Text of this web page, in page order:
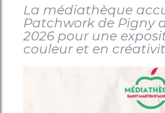
La médiathèque
Patchwork de Pigny
2026 pour une
couleur et en